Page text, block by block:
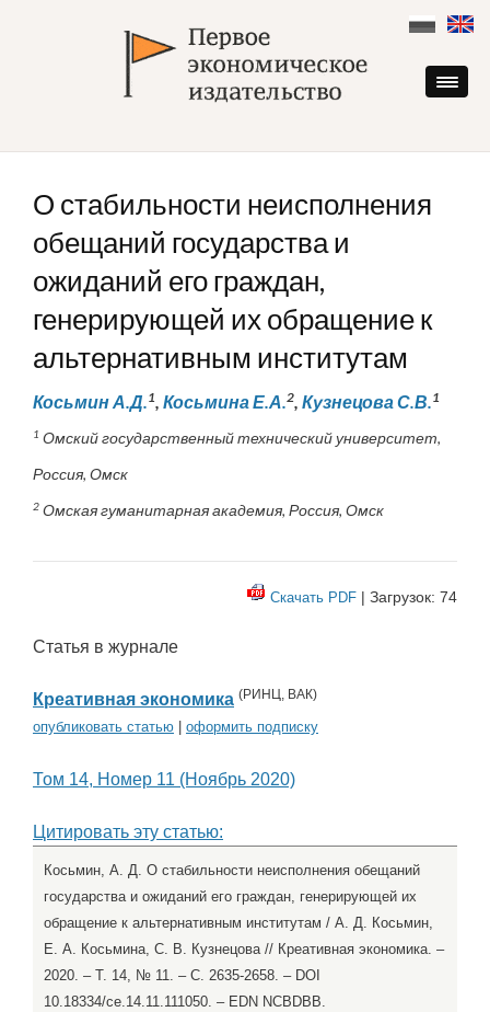
content
О стабильности неисполнения
обещаний государства и
ожиданий его граждан,
генерирующей их обращение к
альтернативным институтам
Косьмин А.Д.1, Косьмина Е.А.2, Кузнецова С.В.1
1 Омский государственный технический университет,
Россия, Омск
2 Омская гуманитарная академия, Россия, Омск
Скачать PDF | Загрузок: 74
Статья в журнале
Креативная экономика (РИНЦ, ВАК)
опубликовать статью оформить подписку
Том 14, Номер 11 (Ноябрь 2020)
Цитировать эту статью:
Косьмин, А. Д. О стабильности неисполнения обещаний
государства и ожиданий его граждан, генерирующей их
обращение к альтернативным институтам / А. Д. Косьмин,
Е. А. Косьмина, С. В. Кузнецова // Креативная экономика. –
2020. – Т. 14, № 11. – С. 2635-2658. – DOI
10.18334/ce.14.11.111050. – EDN NCBDBB.